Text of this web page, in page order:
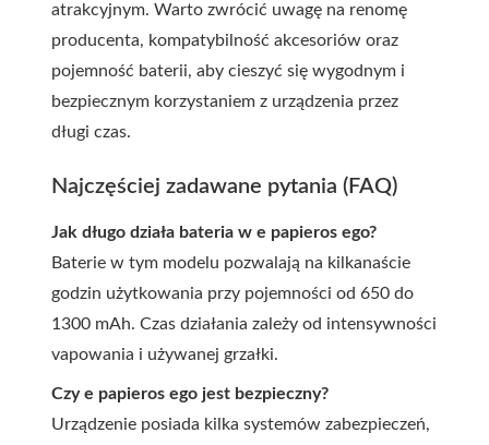
atrakcyjnym. Warto zwrócić uwagę na renomę
producenta, kompatybilność akcesoriów oraz
pojemność baterii, aby cieszyć się wygodnym i
bezpiecznym korzystaniem z urządzenia przez
długi czas.
Najczęściej zadawane pytania (FAQ)
Jak długo działa bateria w e papieros ego?
Baterie w tym modelu pozwalają na kilkanaście
godzin użytkowania przy pojemności od 650 do
1300 mAh. Czas działania zależy od intensywności
vapowania i używanej grzałki.
Czy e papieros ego jest bezpieczny?
Urządzenie posiada kilka systemów zabezpieczeń,